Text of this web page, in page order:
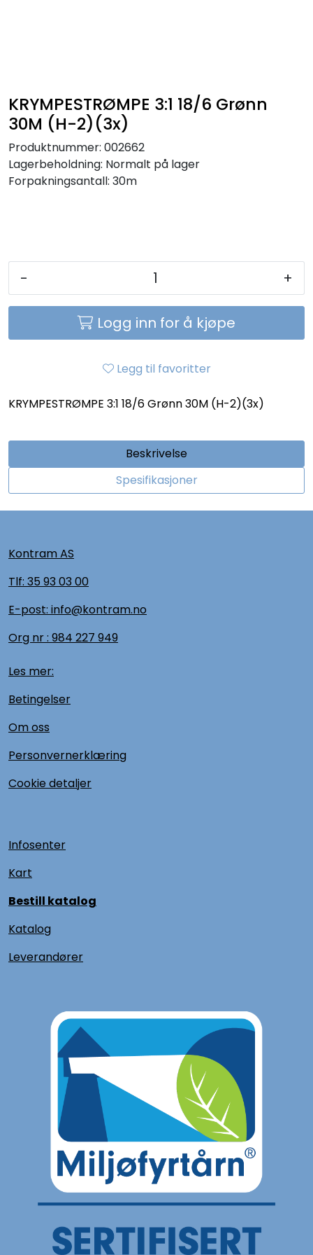
KRYMPESTRØMPE 3:1 18/6 Grønn
30M (H-2)(3x)
Produktnummer: 002662
Lagerbeholdning: Normalt på lager
Forpakningsantall: 30m
- +
Logg inn for å kjøpe
Legg til favoritter
KRYMPESTRØMPE 3:1 18/6 Grønn 30M (H-2)(3x)
Beskrivelse
Spesifikasjoner
Kontram AS
Tlf: 35 93 03 00
E-post: info@kontram.no
Org nr : 984 227 949
Les mer:
Betingelser
Om oss
Personvernerklæring
Cookie detaljer
Infosenter
Kart
Bestill katalog
Katalog
Leverandører